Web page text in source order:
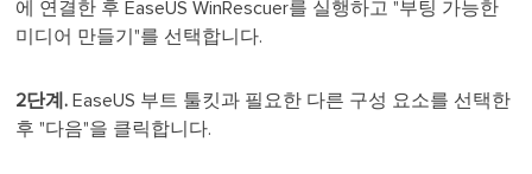
에 연결한 후 EaseUS WinRescuer를 실행하고 "부팅 가능한
미디어 만들기"를 선택합니다.
2단계. EaseUS 부트 툴킷과 필요한 다른 구성 요소를 선택한
후 "다음"을 클릭합니다.